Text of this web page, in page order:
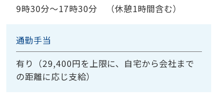
9時30分～17時30分 （休憩1時間含む）
通勤手当
有り（29,400円を上限に、自宅から会社まで
の距離に応じ支給）